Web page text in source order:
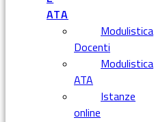
ATA
Modulistica
Docenti
Modulistica
ATA
Istanze
online